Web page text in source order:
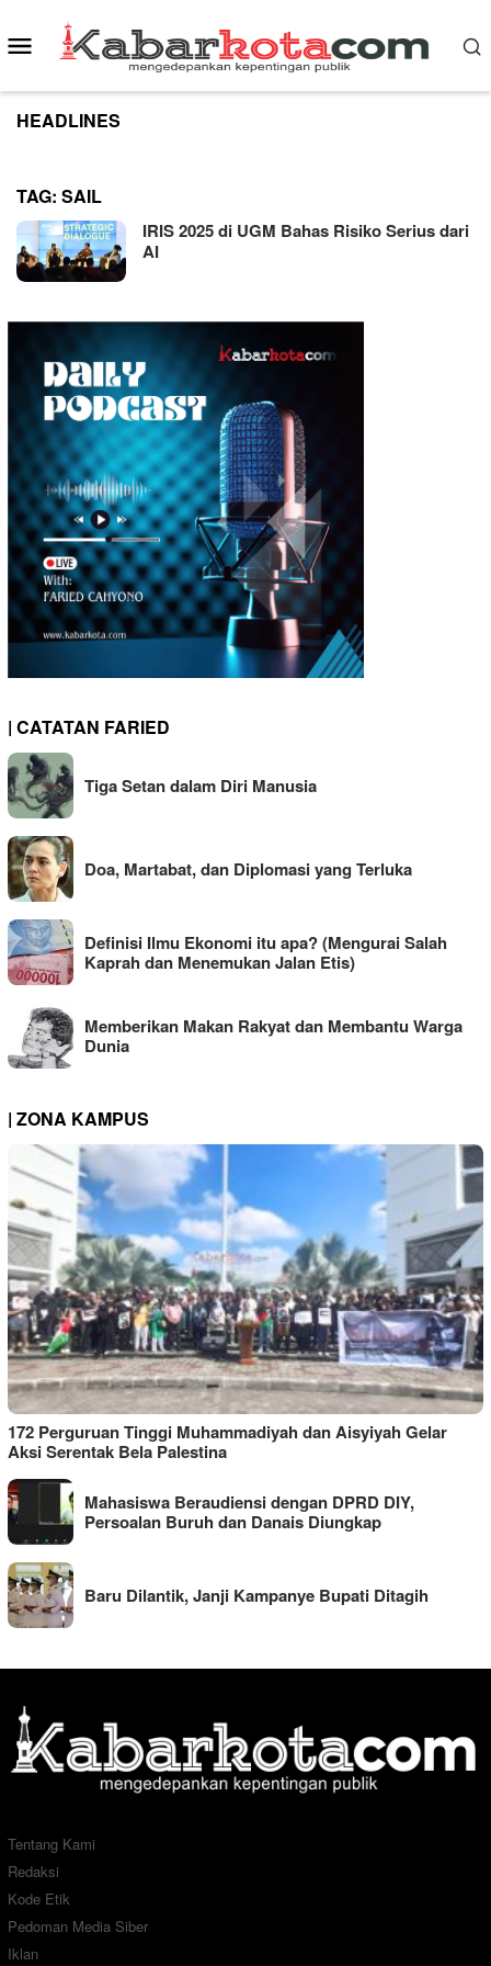
to
content
Mobile
Menu
HEADLINES
TAG: SAIL
IRIS 2025 di UGM Bahas Risiko Serius dari
AI
| CATATAN FARIED
Tiga Setan dalam Diri Manusia
Doa, Martabat, dan Diplomasi yang Terluka
Definisi Ilmu Ekonomi itu apa? (Mengurai Salah
Kaprah dan Menemukan Jalan Etis)
Memberikan Makan Rakyat dan Membantu Warga
Dunia
| ZONA KAMPUS
172 Perguruan Tinggi Muhammadiyah dan Aisyiyah Gelar
Aksi Serentak Bela Palestina
Mahasiswa Beraudiensi dengan DPRD DIY,
Persoalan Buruh dan Danais Diungkap
Baru Dilantik, Janji Kampanye Bupati Ditagih
Tentang Kami
Redaksi
Kode Etik
Pedoman Media Siber
Iklan